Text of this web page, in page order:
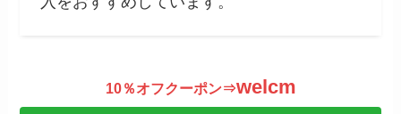
10％オフクーポン⇒welcm